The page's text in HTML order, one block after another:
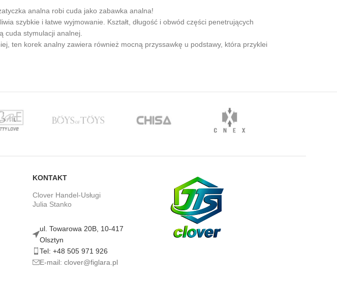
analna robi cuda jako zabawka analna!
szybkie i łatwe wyjmowanie. Kształt, długość i obwód części penetrujących
cuda stymulacji analnej.
ten korek analny zawiera również mocną przyssawkę u podstawy, która przyklei
KONTAKT
Clover Handel-Usługi
Julia Stanko
ul. Towarowa 20B, 10-417
Olsztyn
Tel: +48 505 971 926
E-mail: clover@figlara.pl